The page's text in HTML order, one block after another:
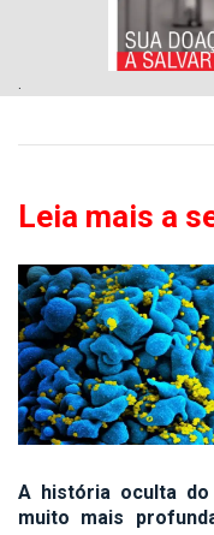
Leia mais a
A história oculta
muito mais